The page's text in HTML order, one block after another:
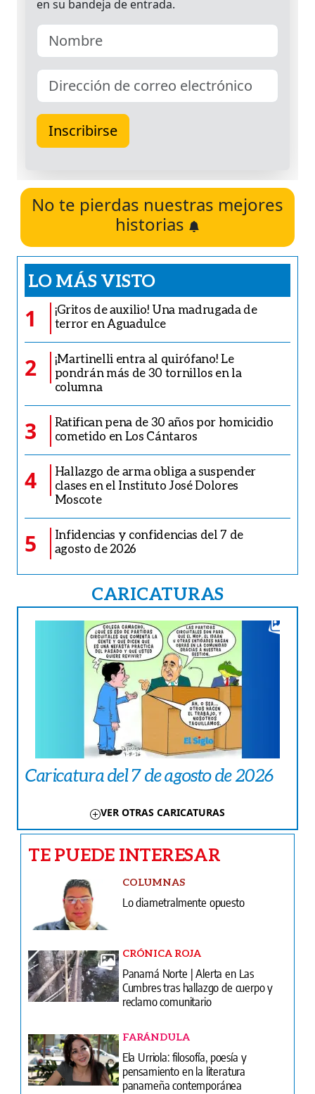
No te pierdas nuestras mejores
historias
LO MÁS VISTO
1
¡Gritos de auxilio! Una madrugada de
terror en Aguadulce
2
¡Martinelli entra al quirófano! Le
pondrán más de 30 tornillos en la
columna
3
Ratifican pena de 30 años por homicidio
cometido en Los Cántaros
4
Hallazgo de arma obliga a suspender
clases en el Instituto José Dolores
Moscote
5
Infidencias y confidencias del 7 de
agosto de 2026
CARICATURAS
Caricatura del 7 de agosto de 2026
VER OTRAS CARICATURAS
TE PUEDE INTERESAR
COLUMNAS
Lo diametralmente opuesto
CRÓNICA ROJA
Panamá Norte | Alerta en Las
Cumbres tras hallazgo de cuerpo y
reclamo comunitario
FARÁNDULA
Ela Urriola: filosofía, poesía y
pensamiento en la literatura
panameña contemporánea